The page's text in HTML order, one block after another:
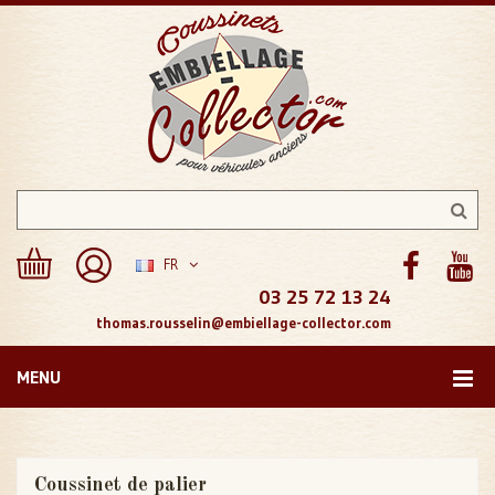
FR
03 25 72 13 24
thomas.rousselin@embiellage-collector.com
MENU
Coussinet de palier